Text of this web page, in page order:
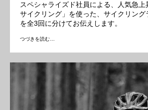
スペシャライズド社員による、人気急上
サイクリング」を使った、サイクリング
を全3回に分けてお伝えします。
つづきを読む…